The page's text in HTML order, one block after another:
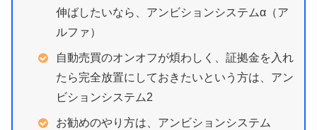
伸ばしたいなら、アンビションシステムα（ア
ルファ）
自動売買のオンオフが煩わしく、証拠金を入れ
たら完全放置にしておきたいという方は、アン
ビションシステム2
お勧めのやり方は、アンビションシステム